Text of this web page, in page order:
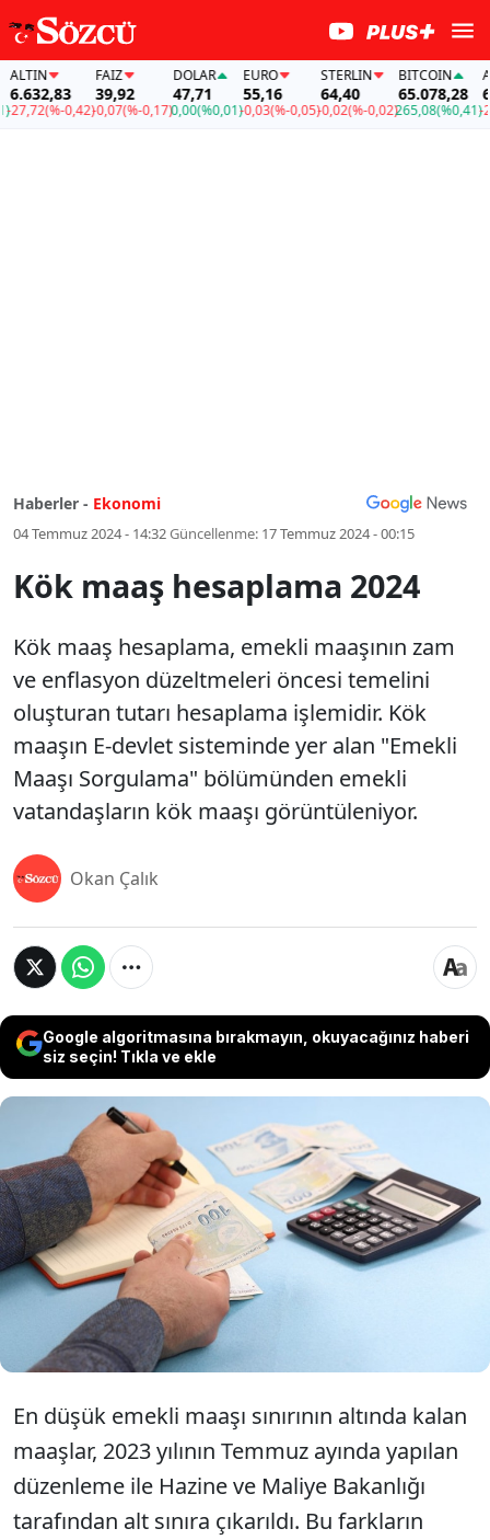
(%-0,42)
FAİZ
39,92
-0,07(%-0,17)
DOLAR
47,71
0,00(%0,01)
EURO
55,16
-0,03(%-0,05)
STERLIN
64,40
-0,02(%-0,02)
BITCOIN
65.078,28
265,08(%0,41)-
Haberler - Ekonomi
04 Temmuz 2024 - 14:32Güncellenme: 17 Temmuz 2024 - 00:15
Kök maaş hesaplama 2024
Kök maaş hesaplama, emekli maaşının zam
ve enflasyon düzeltmeleri öncesi temelini
oluşturan tutarı hesaplama işlemidir. Kök
maaşın E-devlet sisteminde yer alan "Emekli
Maaşı Sorgulama" bölümünden emekli
vatandaşların kök maaşı görüntüleniyor.
Okan Çalık
Google algoritmasına bırakmayın, okuyacağınız haberi
siz seçin! Tıkla ve ekle
Kök maaş hesaplama, emekli maaşının zam ve
enflasyon düzeltmeleri öncesi temelini
oluşturan tutarı hesaplama işlemidir. Kök
maaşın E-devlet sisteminde yer alan "Emekli
Maaşı Sorgulama" bölümünden emekli
vatandaşların kök maaşı görüntüleniyor.
En düşük emekli maaşı sınırının altında kalan
maaşlar, 2023 yılının Temmuz ayında yapılan
düzenleme ile Hazine ve Maliye Bakanlığı
tarafından alt sınıra çıkarıldı. Bu farkların